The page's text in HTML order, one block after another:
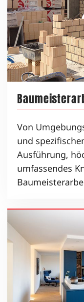
Von
und
Ausführung,
umfassendes